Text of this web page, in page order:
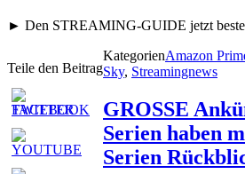
► Den STREAMING-GUIDE jetzt
Teile den Beitrag
KategorienAmazon
Sky, Streamingnews
GROSSE
Serien haben
Serien